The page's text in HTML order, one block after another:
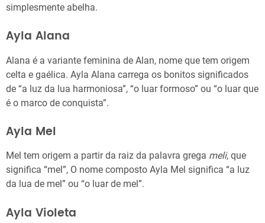
simplesmente abelha.
Ayla Alana
Alana é a variante feminina de Alan, nome que tem origem
celta e gaélica. Ayla Alana carrega os bonitos significados
de “a luz da lua harmoniosa”, “o luar formoso” ou “o luar que
é o marco de conquista”.
Ayla Mel
Mel tem origem a partir da raiz da palavra grega meli, que
significa “mel”, O nome composto Ayla Mel significa “a luz
da lua de mel” ou “o luar de mel”.
Ayla Violeta